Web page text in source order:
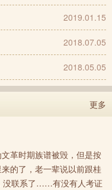
2019.01.15
2018.07.05
2018.05.05
更多
革时期族谱被毁，但是按
的了，老一辈说以前跟桂
没联系了……有没有人考证